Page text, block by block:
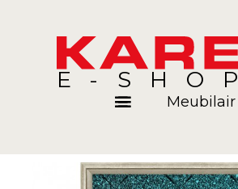
E-SHOP
Blog
Meubilair